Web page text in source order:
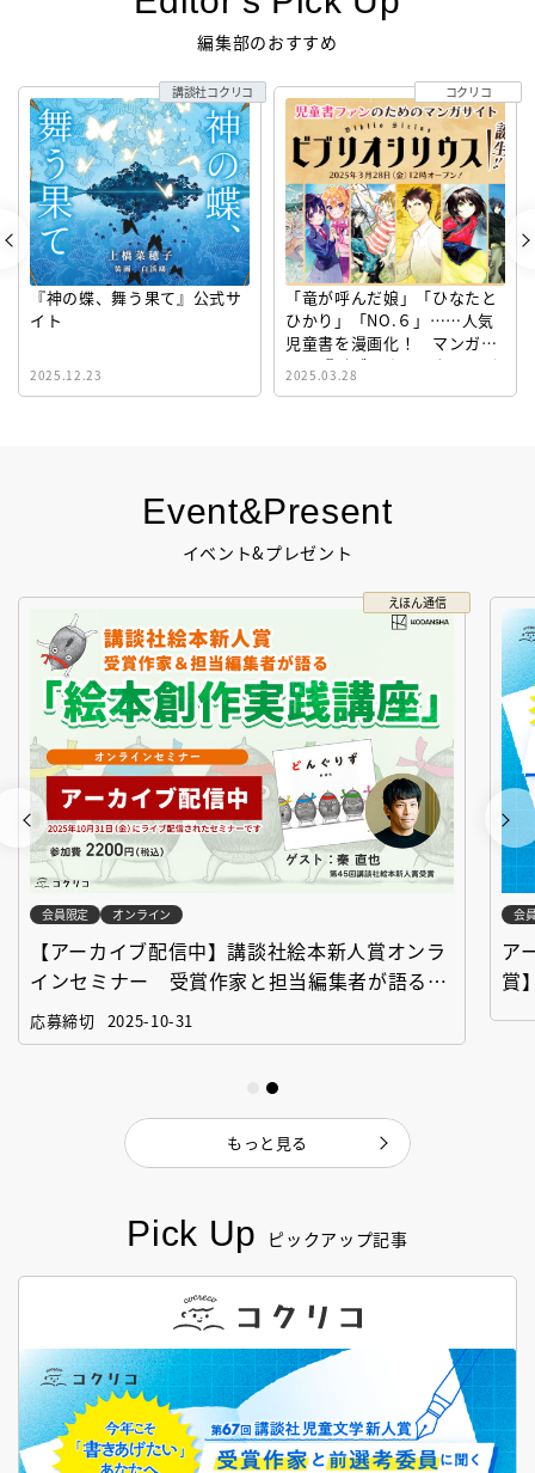
Pick Up ピックアップ記事
Event&Present
イベント&プレゼント
えほん通信
会員限定 オンライン
【アーカイブ配信中】講談社絵本新人賞オンラ
インセミナー 受賞作家と担当編集者が語る
「絵本創作実践講座」
応募締切 2025-10-31
会
ア
賞
もっと見る
編集部のおすすめ
『神の蝶、舞う果て』公式サ
イト
2025.12.23
講談社コクリコ
「竜が呼んだ娘」「ひなたと
ひかり」「NO.６」……人気
児童書を漫画化！ マンガサ
イト『ビブリオシリウス』誕
生！
2025.03.28
コクリコ